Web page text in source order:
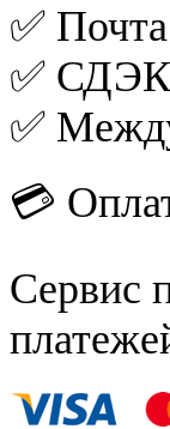
✅
✅ СДЭК
✅
💳
Сервис